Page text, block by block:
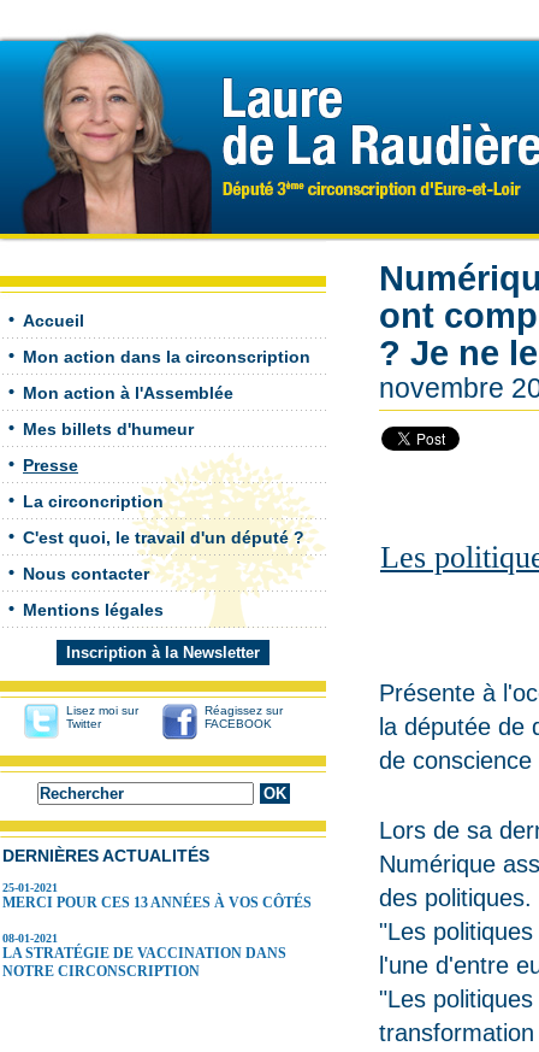
Accueil
Mon action dans la circonscription
Mon action à l'Assemblée
Mes billets d'humeur
Presse
La circoncription
C'est quoi, le travail d'un député ?
Nous contacter
Mentions légales
Inscription à la Newsletter
Lisez moi sur
Twitter
Réagissez sur
FACEBOOK
DERNIÈRES ACTUALITÉS
25-01-2021
MERCI POUR CES 13 ANNÉES À VOS CÔTÉS
08-01-2021
LA STRATÉGIE DE VACCINATION DANS
NOTRE CIRCONSCRIPTION
ont
? Je ne
novembre
Les
Présente à
la députée de
de
Lors de sa
Numérique
des
"Les
l'une d'entre
"Les